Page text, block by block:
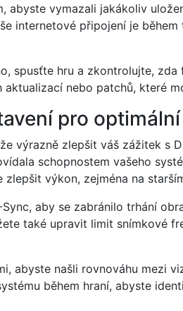
abyste vymazali jakákoliv
internetové připojení je
spusťte hru a zkontrolujte,
nebo patchů, které
pro
výrazně zlepšit váš zážitek s
schopnostem vašeho
výkon, zejména na
aby se zabránilo trhání
také upravit limit snímkové
abyste našli rovnováhu mezi
během hraní, abyste